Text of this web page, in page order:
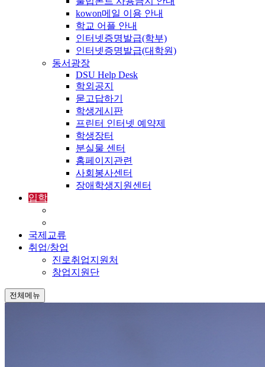
kowon메일 이용 안내
학교 어플 안내
인터넷증명발급(학부)
인터넷증명발급(대학원)
동서광장
DSU Help Desk
학외공지
묻고답하기
학생게시판
프린터 인터넷 예약제
학생장터
분실물 센터
홈페이지관련
사회봉사센터
장애학생지원센터
입학
국제교류
취업/창업
진로취업지원처
창업지원단
전체메뉴